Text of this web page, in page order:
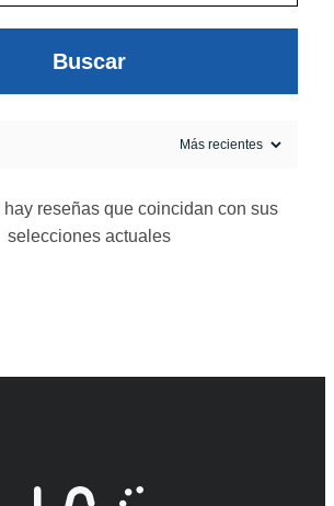
Buscar
hay reseñas que coincidan con sus
selecciones actuales